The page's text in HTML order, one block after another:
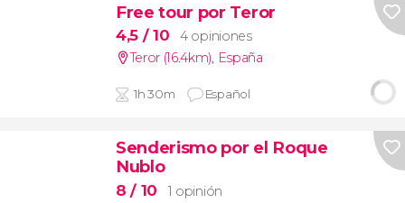
Free tour por Teror
4,5 / 10
4 opiniones
Teror (16.4km), España
1h 30m Español
Senderismo por el Roque
Nublo
8/ 10
1 opinión